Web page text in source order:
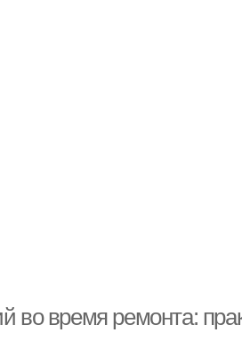
во время ремонта: